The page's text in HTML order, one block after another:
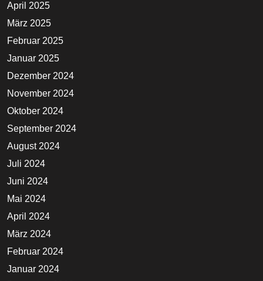
April 2025
März 2025
Februar 2025
Januar 2025
Dezember 2024
November 2024
Oktober 2024
September 2024
August 2024
Juli 2024
Juni 2024
Mai 2024
April 2024
März 2024
Februar 2024
Januar 2024